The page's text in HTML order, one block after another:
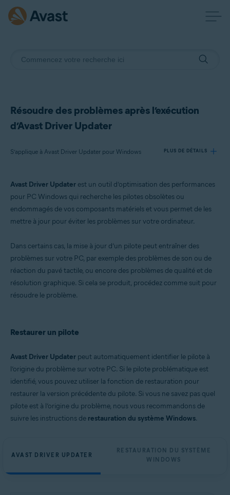
Résoudre des problèmes après l’exécution
d’Avast Driver Updater
S’applique à Avast Driver Updater pour Windows PLUS DE DÉTAILS
Systèmes d'exploitation:
Microsoft Windows 10 Famille/Pro/Entreprise/Éducation (32/64 bits)
Microsoft Windows 8.1/Professionnel/Entreprise (32/64 bits)
Microsoft Windows 8/Professionnel/Entreprise (32/64 bits)
Premium/Professionnel/Entreprise/Édition Intégrale - Service Pack 1
(32/64 bits)
Avast Driver Updater est un outil d’optimisation des performances
pour PC Windows qui recherche les pilotes obsolètes ou
endommagés de vos composants matériels et vous permet de les
mettre à jour pour éviter les problèmes sur votre ordinateur.
Dans certains cas, la mise à jour d’un pilote peut entraîner des
problèmes sur votre PC, par exemple des problèmes de son ou de
réaction du pavé tactile, ou encore des problèmes de qualité et de
résolution graphique. Si cela se produit, procédez comme suit pour
résoudre le problème.
Restaurer un pilote
Avast Driver Updater peut automatiquement identifier le pilote à
l’origine du problème sur votre PC. Si le pilote problématique est
identifié, vous pouvez utiliser la fonction de restauration pour
restaurer la version précédente du pilote. Si vous ne savez pas quel
pilote est à l’origine du problème, nous vous recommandons de
suivre les instructions de restauration du système Windows.
AVAST DRIVER UPDATER
RESTAURATION DU SYSTÈME
WINDOWS